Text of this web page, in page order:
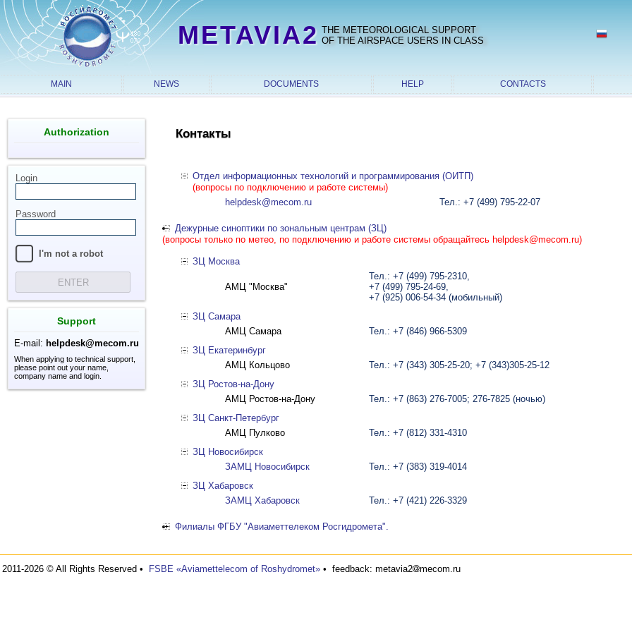
METAVIA2 THE METEOROLOGICAL SUPPORT
OF THE AIRSPACE USERS IN CLASS
MAIN NEWS DOCUMENTS HELP CONTACTS
Authorization
Login
Password
I'm not a robot
ENTER
Support
E-mail: helpdesk@mecom.ru
When applying to technical support,
please point out your name,
company name and login.
Контакты
Отдел информационных технологий и программирования (ОИТП)
(вопросы по подключению и работе системы)
helpdesk@mecom.ru
Тел.: +7 (499) 795-22-07
Дежурные синоптики по зональным центрам (ЗЦ)
(вопросы только по метео, по подключению и работе системы обращайтесь helpdesk@mecom.ru)
ЗЦ Москва
АМЦ "Москва"
Тел.: +7 (499) 795-2310,
+7 (499) 795-24-69,
+7 (925) 006-54-34 (мобильный)
ЗЦ Самара
АМЦ Самара
Тел.: +7 (846) 966-5309
ЗЦ Екатеринбург
АМЦ Кольцово
Тел.: +7 (343) 305-25-20; +7 (343)305-25-12
ЗЦ Ростов-на-Дону
АМЦ Ростов-на-Дону
Тел.: +7 (863) 276-7005; 276-7825 (ночью)
ЗЦ Санкт-Петербург
АМЦ Пулково
Тел.: +7 (812) 331-4310
ЗЦ Новосибирск
ЗАМЦ Новосибирск
Тел.: +7 (383) 319-4014
ЗЦ Хабаровск
ЗАМЦ Хабаровск
Тел.: +7 (421) 226-3329
Филиалы ФГБУ "Авиаметтелеком Росгидромета".
2011-2026 © All Rights Reserved • FSBE «Aviamettelecom of Roshydromet» • feedback: metavia2 mecom.ru